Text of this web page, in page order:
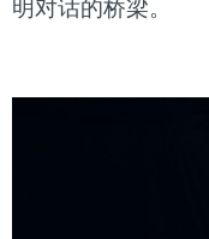
明对话的桥梁。